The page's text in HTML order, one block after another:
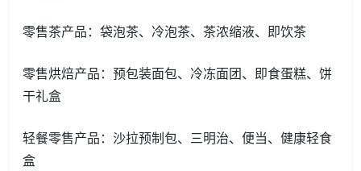
零售茶产品：袋泡茶、冷泡茶、茶浓缩液、即饮茶
零售烘焙产品：预包装面包、冷冻面团、即食蛋糕、饼
干礼盒
轻餐零售产品：沙拉预制包、三明治、便当、健康轻食
盒